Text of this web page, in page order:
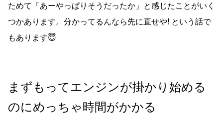
ためて「あーやっぱりそうだったか」と感じたことがいく
つかあります。分かってるんなら先に直せや! という話で
もあります😇
まずもってエンジンが掛かり始める
のにめっちゃ時間がかかる